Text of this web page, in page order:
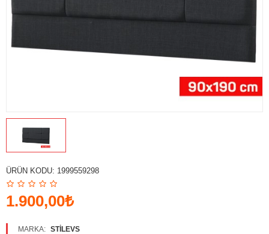
UYKU KOLEKSİYONU
KAMPANYALAR
Karşılaştırmak
Diller
ÜRÜN KODU: 1999559298
1.900,00₺
MARKA: STILEVS